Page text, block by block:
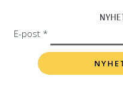
E-post *